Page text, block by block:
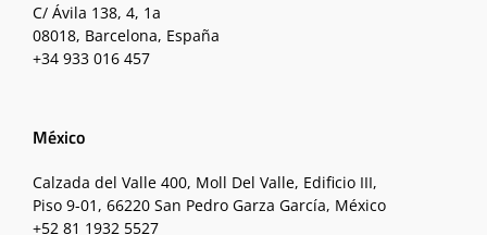
C/ Ávila 138, 4, 1a
08018, Barcelona, España
+34 933 016 457
México
Calzada del Valle 400, Moll Del Valle, Edificio III,
Piso 9-01, 66220 San Pedro Garza García, México
+52 81 1932 5527